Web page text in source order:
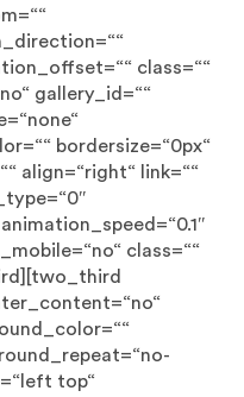
class=““
gallery_id=““
bordersize=“0px“
align=“right“ link=““
class=““
top“